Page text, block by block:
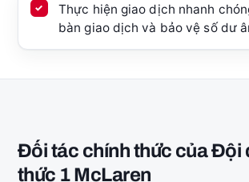
Thực hiện giao dịch nhanh
bàn giao dịch và bảo vệ số dư
Đối tác chính thức của Đội
thức 1 McLaren